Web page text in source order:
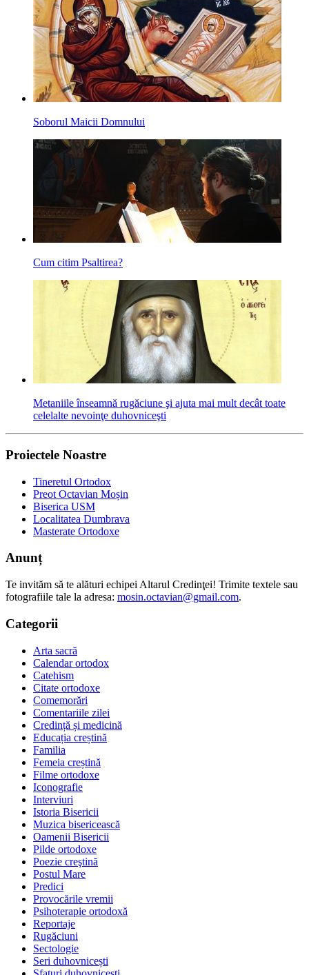
Soborul Maicii Domnului
Cum citim Psaltirea?
Metaniile înseamnă rugăciune şi ajuta mai mult decât toate
celelalte nevoinţe duhovniceşti
Proiectele Noastre
Tineretul Ortodox
Preot Octavian Moșin
Biserica USM
Localitatea Dumbrava
Masterate Ortodoxe
Anunț
Te invităm să te alături echipei Altarul Credinţei! Trimite textele sau
fotografiile tale la adresa: mosin.octavian@gmail.com.
Categorii
Arta sacră
Calendar ortodox
Catehism
Citate ortodoxe
Comemorări
Comentariile zilei
Credință și medicină
Educația creștină
Familia
Femeia creștină
Filme ortodoxe
Iconografie
Interviuri
Istoria Bisericii
Muzica bisericească
Oamenii Bisericii
Pilde ortodoxe
Poezie creştină
Postul Mare
Predici
Provocările vremii
Psihoterapie ortodoxă
Reportaje
Rugăciuni
Sectologie
Seri duhovnicești